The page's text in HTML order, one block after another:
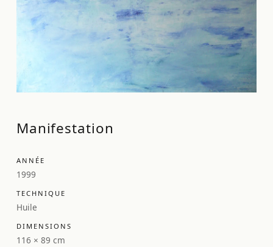
Manifestation
ANNÉE
1999
TECHNIQUE
Huile
DIMENSIONS
116 × 89 cm